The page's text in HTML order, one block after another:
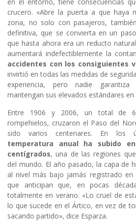
crucero. «Abre la puerta a que haya
zona, no solo con pasajeros,
definitiva, que se convierta en un
que hasta ahora era un reducto
aumentará indefectiblemente la
accidentes con los consiguientes
invirtió en todas las medidas de
experiencia, pero nadie
mantengan sus elevados estándares
Entre 1906 y 2006, un total de
rompehielos, cruzaron el Paso del
sido varios centenares. En los
temperatura anual ha subido
centígrados, una de las regiones
del mundo. El año pasado, la capa de
al nivel más bajo jamás registrado en
que anticipan que, en pocas
totalmente en verano. «Lo cruel de
lo que sucede en el Ártico, en vez de
sacando partido», dice Esparza.